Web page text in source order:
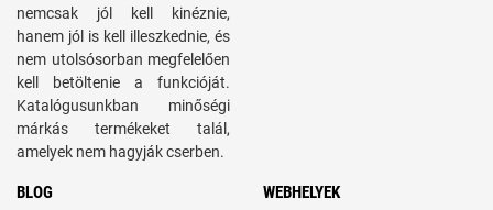
nemcsak jól kell kinéznie,
hanem jól is kell illeszkednie, és
nem utolsósorban megfelelően
kell betöltenie a funkcióját.
Katalógusunkban minőségi
márkás termékeket talál,
amelyek nem hagyják cserben.
BLOG WEBHELYEK